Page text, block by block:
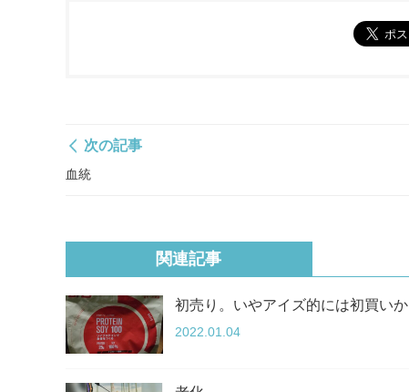
次の記事
血統
関連記事
初売り。いやアイズ的には初買いか
2022.01.04